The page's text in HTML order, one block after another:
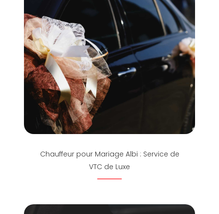
Chauffeur pour Mariage Albi : Service de
VTC de Luxe